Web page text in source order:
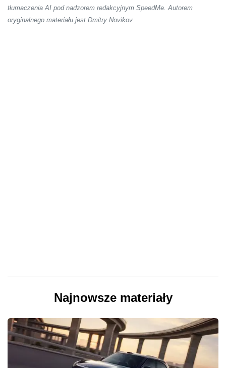
tłumaczenia AI pod nadzorem redakcyjnym SpeedMe. Autorem
oryginalnego materiału jest Dmitry Novikov
Najnowsze materiały